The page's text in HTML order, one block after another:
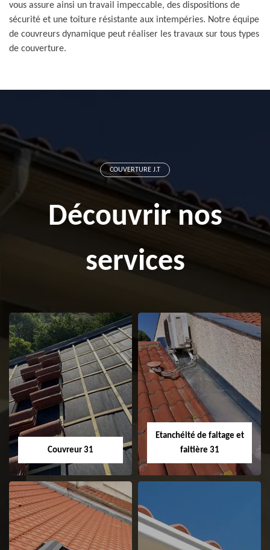
vous assure ainsi un travail impeccable, des dispositions de
sécurité et une toiture résistante aux intempéries. Notre équipe
de couvreurs dynamique peut réaliser les travaux sur tous types
de couverture.
COUVERTURE J.T
Découvrir nos
services
Couvreur 31
Couvreur 31
Etanchéité de faitage et
faitière 31
Etanchéité de